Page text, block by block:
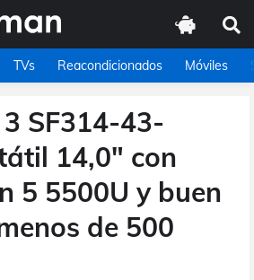
TVs Reacondicionados Móviles
SF314-43-
14,0" con
5 5500U y buen
de 500